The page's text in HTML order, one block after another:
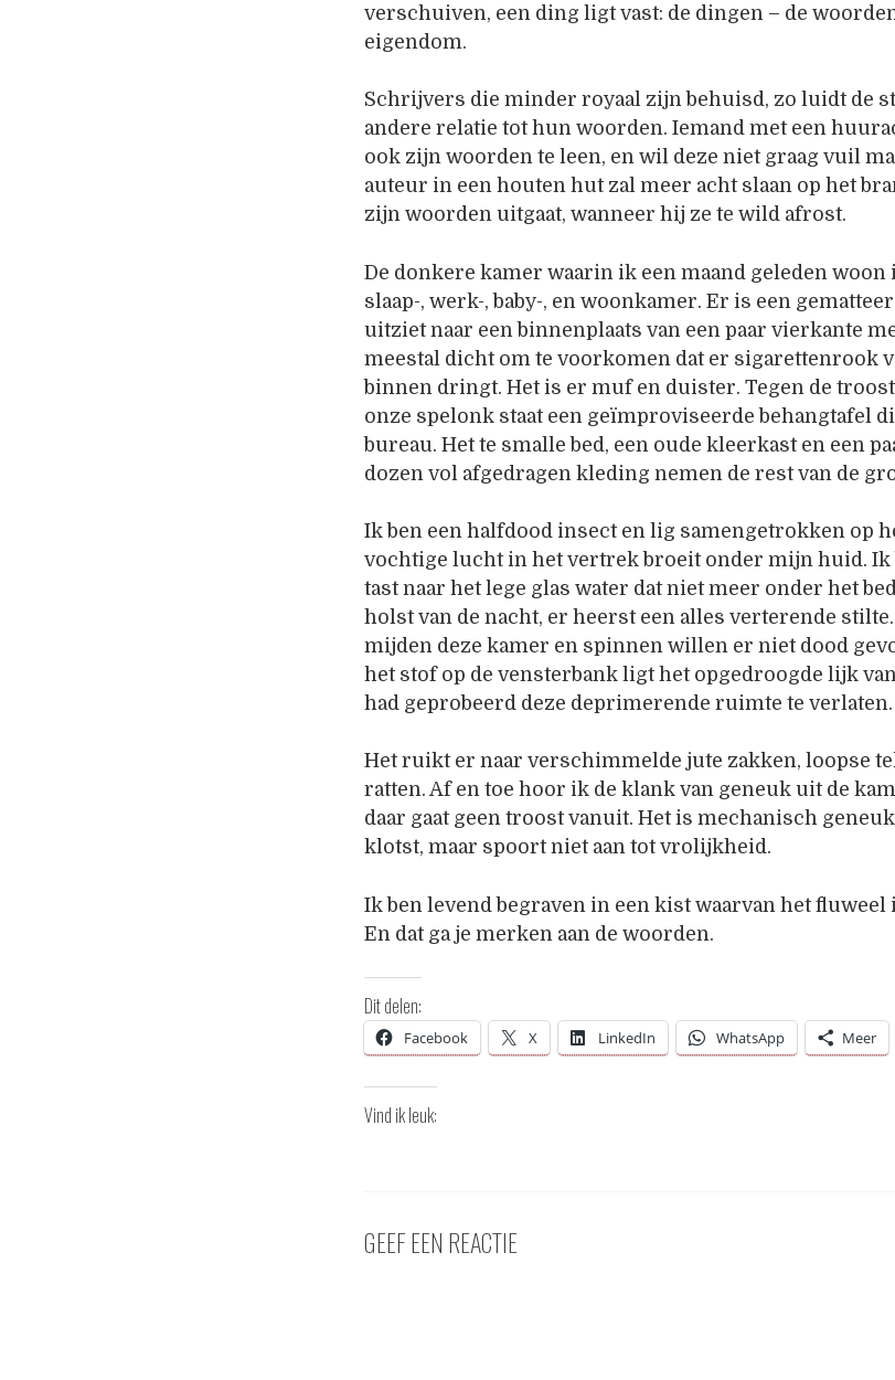
verschuiven, een ding ligt vast: de dingen – de
eigendom.
Schrijvers die minder royaal zijn behuisd, zo luidt de
andere relatie tot hun woorden. Iemand met een
ook zijn woorden te leen, en wil deze niet graag vuil
auteur in een houten hut zal meer acht slaan op het
zijn woorden uitgaat, wanneer hij ze te wild afrost.
De donkere kamer waarin ik een maand geleden
slaap-, werk-, baby-, en woonkamer. Er is een
uitziet naar een binnenplaats van een paar vierkante
meestal dicht om te voorkomen dat er sigarettenrook
binnen dringt. Het is er muf en duister. Tegen de
onze spelonk staat een geïmproviseerde behangtafel
bureau. Het te smalle bed, een oude kleerkast en een
dozen vol afgedragen kleding nemen de rest van de
Ik ben een halfdood insect en lig samengetrokken op
vochtige lucht in het vertrek broeit onder mijn huid. Ik
tast naar het lege glas water dat niet meer onder het
holst van de nacht, er heerst een alles verterende
mijden deze kamer en spinnen willen er niet dood
het stof op de vensterbank ligt het opgedroogde lijk
had geprobeerd deze deprimerende ruimte te verlaten.
Het ruikt er naar verschimmelde jute zakken, loopse
ratten. Af en toe hoor ik de klank van geneuk uit de
daar gaat geen troost vanuit. Het is mechanisch
klotst, maar spoort niet aan tot vrolijkheid.
Ik ben levend begraven in een kist waarvan het
En dat ga je merken aan de woorden.
Dit delen:
Facebook X LinkedIn WhatsApp Meer
Vind ik leuk:
GEEF EEN REACTIE